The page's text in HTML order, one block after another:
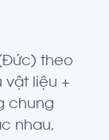
theo
vật liệu +
chung
nhau,